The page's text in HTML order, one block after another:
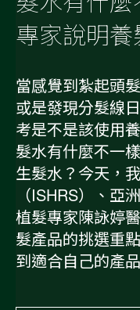
專家說明
當感覺到紮起頭
或是發現分髮線
考是不是該使用
髮水有什麼不一
生髮水？今天，
（ISHRS）、亞
植髮專家陳詠婷
髮產品的挑選重
到適合自己的產